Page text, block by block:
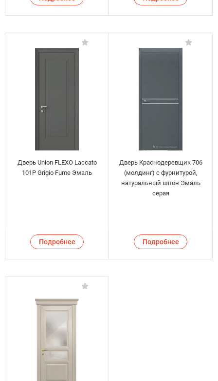
Дверь Union FLEXO Laccato
101P Grigio Fume Эмаль
Подробнее
Дверь Краснодеревщик 706
(молдинг) с фурнитурой,
натуральный шпон Эмаль
серая
Подробнее